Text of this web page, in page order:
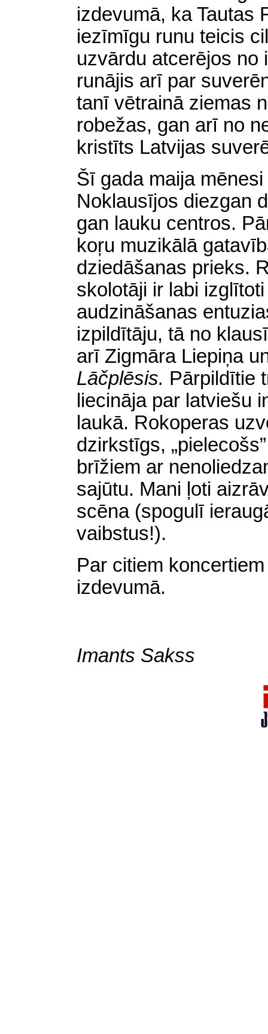
izdevumā, ka Tautas
iezīmīgu runu teicis
uzvārdu atcerējos no
runājis arī par
tanī vētrainā ziemas
robežas, gan arī no
kristīts Latvijas
Šī gada maija
Noklausījos diezgan
gan lauku centros.
koŗu muzikālā
dziedāšanas prieks.
skolotāji ir labi
audzināšanas
izpildītāju, tā no
arī Zigmāra Liepiņa
Lāčplēsis. Pārpildītie
liecināja par latviešu
laukā. Rokoperas
dzirkstīgs,
brīžiem ar
sajūtu. Mani ļoti
scēna (spogulī
vaibstus!).
Par citiem
izdevumā.
Imants Sakss